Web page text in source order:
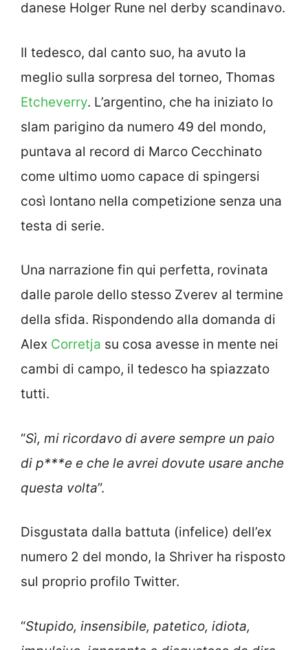
danese Holger Rune nel derby scandinavo.
Il tedesco, dal canto suo, ha avuto la
meglio sulla sorpresa del torneo, Thomas
Etcheverry. L’argentino, che ha iniziato lo
slam parigino da numero 49 del mondo,
puntava al record di Marco Cecchinato
come ultimo uomo capace di spingersi
così lontano nella competizione senza una
testa di serie.
Una narrazione fin qui perfetta, rovinata
dalle parole dello stesso Zverev al termine
della sfida. Rispondendo alla domanda di
Alex Corretja su cosa avesse in mente nei
cambi di campo, il tedesco ha spiazzato
tutti.
“Sì, mi ricordavo di avere sempre un paio
di p***e e che le avrei dovute usare anche
questa volta”.
Disgustata dalla battuta (infelice) dell’ex
numero 2 del mondo, la Shriver ha risposto
sul proprio profilo Twitter.
“Stupido, insensibile, patetico, idiota,